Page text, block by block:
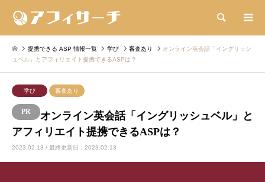
検索
提携できる ASP 情報一覧 学び 審査あり
オンライン英会話「イングリッシ
ュベル」とアフィリエイト提携できるASPは？
学び 審査あり
オンライン英会話「イングリッシュベル」と
アフィリエイト提携できるASPは？
2023.02.13 / 最終更新日：2023.02.13